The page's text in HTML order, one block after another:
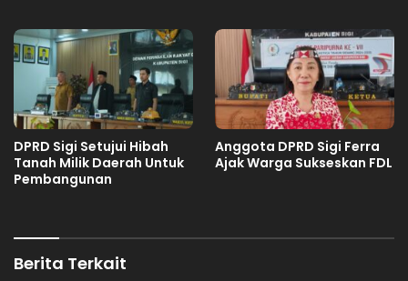
DPRD Sigi Setujui Hibah
Tanah Milik Daerah Untuk
Pembangunan
Anggota DPRD Sigi Ferra
Ajak Warga Sukseskan FDL
Berita Terkait